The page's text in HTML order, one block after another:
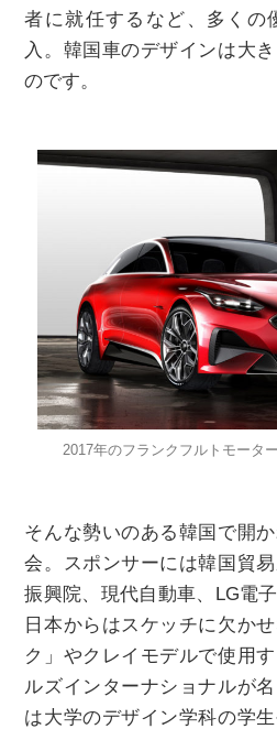
者に就任するなど、多くの
入。韓国車のデザインは大
のです。
2017年のフランクフルトモータ
そんな勢いのある韓国で開
会。スポンサーには韓国貿
振興院、現代自動車、LG電
日本からはスケッチに欠か
ク」やクレイモデルで使用
ルズインターナショナルが
は大学のデザイン学科の学